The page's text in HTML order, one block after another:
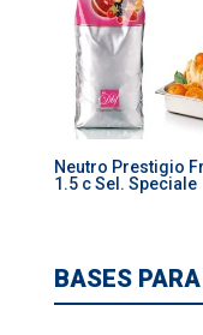
Neutro Prestigio
1.5 c Sel. Speciale
BASES